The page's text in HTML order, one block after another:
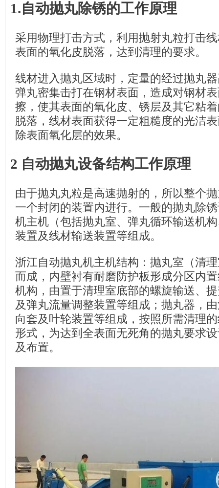
1.自动抛丸除锈的工作原理
采用物理打击方式，利用抛射丸粒打击
表面的氧化皮脱落，达到清理的要求。
线材进入抛丸区域时，定量的经过抛丸
弹丸密集击打在钢材表面，造成对钢材
擦，使其表面的氧化皮、锈层及其它粘
脱落，线材表面获得一定粗糙度的光洁
除表面氧化层的效果。
2 自动抛丸设备结构工作原理
由于抛丸丸粒是高速抛射的，所以整个
一个封闭的装置内进行。一般的抛丸除
机主机（包括抛丸室、弹丸循环输送机
装置及线材输送装置等组成。
浙江自动抛丸机主机结构：抛丸室（清
而成，内壁衬有耐磨防护板形成分区内
机构，由置于清理室底部的螺旋输送、
及弹丸流量调整装置等组成；抛丸器，
向套及叶轮装置等组成，按照所需清理
形式，为达到全表面无死角的抛丸要求
及布置。